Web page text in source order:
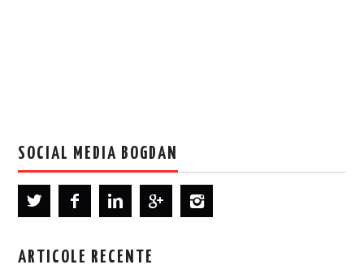
SOCIAL MEDIA BOGDAN
ARTICOLE RECENTE